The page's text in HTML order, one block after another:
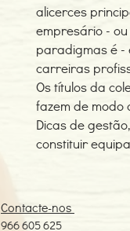
alicerces
empresário -
paradigmas é -
carreiras
Os títulos da
fazem de modo
Dicas de
constituir
Contacte-nos
966 605 625